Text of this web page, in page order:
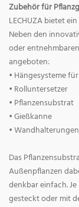
Zubehör für
LECHUZA bietet
Neben den
oder
angeboten:
• Hängesysteme
• Rolluntersetzer
• Pflanzensubstrat
• Gießkanne
•
Das
Außenpflanzen
denkbar einfach.
gesteckt oder mit